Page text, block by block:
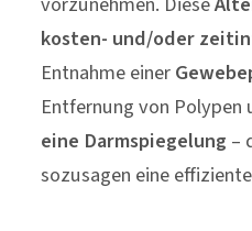
kosten- und/oder
Entnahme einer
Entfernung von Polypen
eine Darmspiegelung –
sozusagen eine